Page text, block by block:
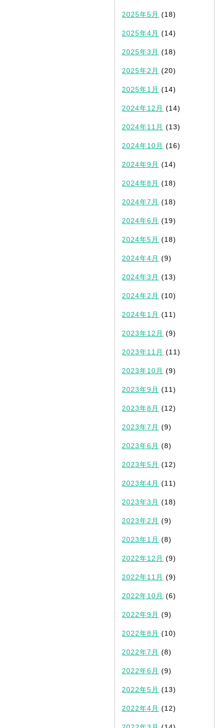
2025年5月 (18)
2025年4月 (14)
2025年3月 (18)
2025年2月 (20)
2025年1月 (14)
2024年12月 (14)
2024年11月 (13)
2024年10月 (16)
2024年9月 (14)
2024年8月 (18)
2024年7月 (18)
2024年6月 (19)
2024年5月 (18)
2024年4月 (9)
2024年3月 (13)
2024年2月 (10)
2024年1月 (11)
2023年12月 (9)
2023年11月 (11)
2023年10月 (9)
2023年9月 (11)
2023年8月 (12)
2023年7月 (9)
2023年6月 (8)
2023年5月 (12)
2023年4月 (11)
2023年3月 (18)
2023年2月 (9)
2023年1月 (8)
2022年12月 (9)
2022年11月 (9)
2022年10月 (6)
2022年9月 (9)
2022年8月 (10)
2022年7月 (8)
2022年6月 (9)
2022年5月 (13)
2022年4月 (12)